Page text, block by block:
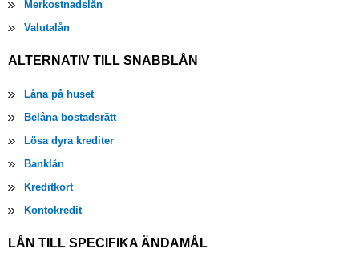
Merkostnadslån
Valutalån
ALTERNATIV TILL SNABBLÅN
Låna på huset
Belåna bostadsrätt
Lösa dyra krediter
Banklån
Kreditkort
Kontokredit
LÅN TILL SPECIFIKA ÄNDAMÅL